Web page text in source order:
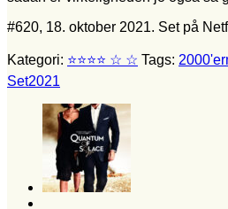
#620, 18. oktober 2021. Set på
Kategori: ⭐⭐⭐⭐ ☆ ☆ Tags:
Set2021